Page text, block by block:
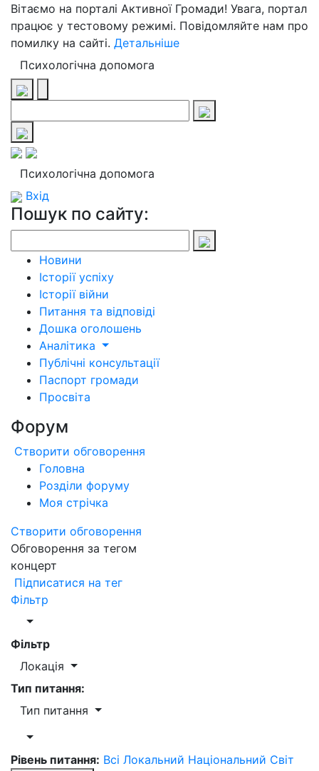
Вітаємо на порталі Активної Громади! Увага, портал
працює у тестовому режимі. Повідомляйте нам про
помилку на сайті. Детальніше
Психологічна допомога
Психологічна допомога
Вхід
Пошук по сайту:
Новини
Історії успіху
Історії війни
Питання та відповіді
Дошка оголошень
Аналітика
Публічні консультації
Паспорт громади
Просвіта
Форум
Створити обговорення
Головна
Розділи форуму
Моя стрічка
Створити обговорення
Обговорення за тегом
концерт
Підписатися на тег
Фільтр
Фільтр
Локація
Тип питання:
Тип питання
Рівень питання: Всі Локальний Національний Світ